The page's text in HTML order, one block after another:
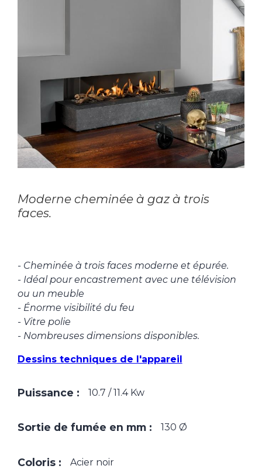
Moderne cheminée à gaz à trois
faces.
- Cheminée à trois faces moderne et épurée.
- Idéal pour encastrement avec une télévision
ou un meuble
- Énorme visibilité du feu
- Vitre polie
- Nombreuses dimensions disponibles.
Dessins techniques de l'appareil
Puissance : 10.7 / 11.4 Kw
Sortie de fumée en mm : 130 Ø
Coloris : Acier noir